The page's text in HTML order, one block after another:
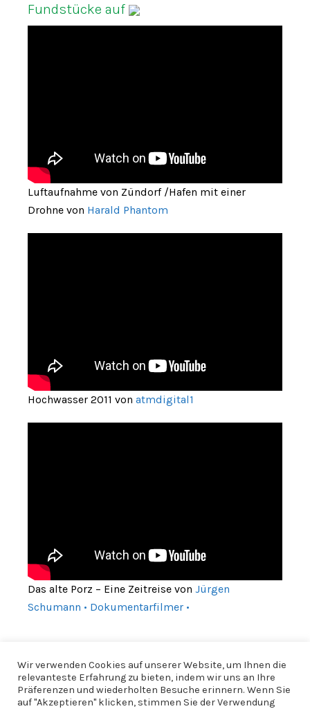
Fundstücke auf
Luftaufnahme von Zündorf /Hafen mit einer
Drohne von Harald Phantom
Hochwasser 2011 von atmdigital1
Das alte Porz – Eine Zeitreise von Jürgen
Schumann • Dokumentarfilmer •
Wir verwenden Cookies auf unserer Website, um Ihnen die
relevanteste Erfahrung zu bieten, indem wir uns an Ihre
Präferenzen und wiederholten Besuche erinnern. Wenn Sie
auf "Akzeptieren" klicken, stimmen Sie der Verwendung